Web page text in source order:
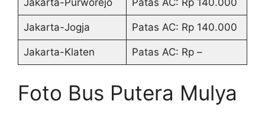
Jakarta-Purworejo Patas AC: Rp 140.000
Jakarta-Jogja Patas AC: Rp 140.000
Jakarta-Klaten Patas AC: Rp –
Foto Bus Putera Mulya